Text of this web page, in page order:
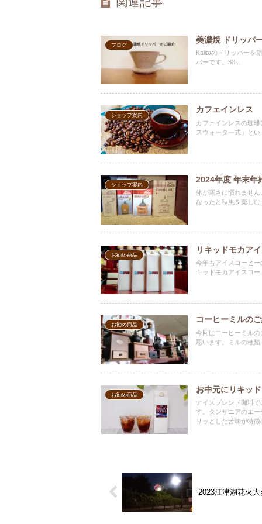
ブログ
美濃焼 ドリッパ
Kalitaのドリッパーを
パーです。30...
ショップ案内
カフェインレス
カフェインレスの珈
スウォーター式」とい
ショップ案内
2024年度 年末年
体が寒さに慣れませ
なったと秋風を楽しむ
お勧め商品
リキッドモカア
今年もアイスコーヒ
キッドモカアイスコー
お勧め商品
コーヒーミルの
今回はコーヒーミル
思います。ミルの種類
お勧め商品
お中元にリキッ
ナイスブレンド珈琲
す。タンザニアのエ
リッとした苦味が特
2023江津湖花火大